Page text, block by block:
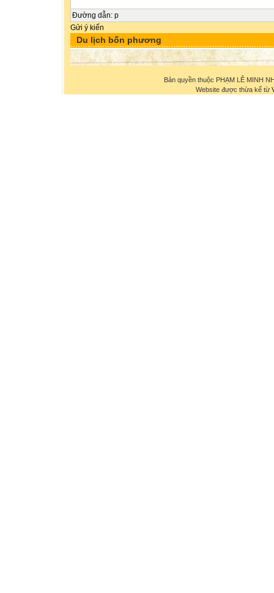
Đường dẫn: p
Gửi ý kiến
Du lịch bốn phương
Bản quyền thuộc PHẠM LÊ MINH
Website được thừa kế từ